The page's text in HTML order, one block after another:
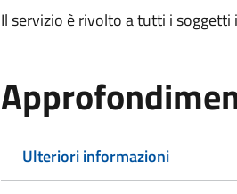
Il servizio è rivolto a tutti i
Ulteriori informazioni